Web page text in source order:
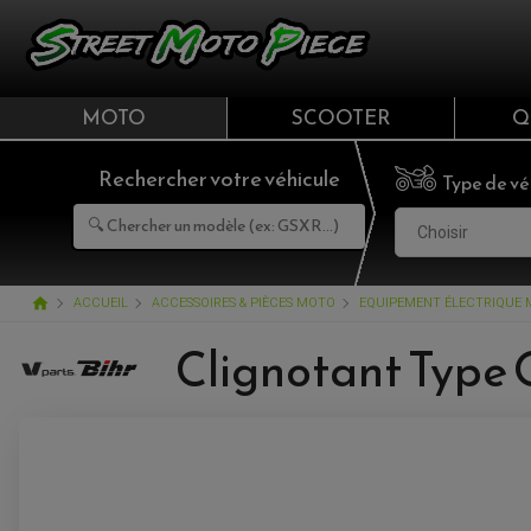
MOTO SCOOTER
Rechercher votre véhicule Type de
Choisir
home ACCUEIL ACCESSOIRES & PIÈCES MOTO EQUIPEMENT ÉLECTRIQUE
Clignotant Type